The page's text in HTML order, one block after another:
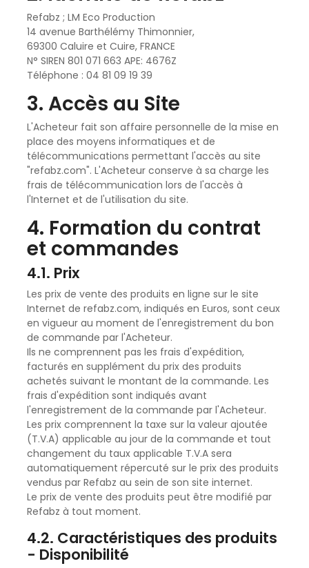
Refabz ; LM Eco Production
14 avenue Barthélémy Thimonnier,
69300 Caluire et Cuire, FRANCE
N° SIREN 801 071 663 APE: 4676Z
Téléphone : 04 81 09 19 39
3. Accès au Site
L'Acheteur fait son affaire personnelle de la mise en
place des moyens informatiques et de
télécommunications permettant l'accès au site
"refabz.com". L'Acheteur conserve à sa charge les
frais de télécommunication lors de l'accès à
l'Internet et de l'utilisation du site.
4. Formation du contrat
et commandes
4.1. Prix
Les prix de vente des produits en ligne sur le site
Internet de refabz.com, indiqués en Euros, sont ceux
en vigueur au moment de l'enregistrement du bon
de commande par l'Acheteur.
Ils ne comprennent pas les frais d'expédition,
facturés en supplément du prix des produits
achetés suivant le montant de la commande. Les
frais d'expédition sont indiqués avant
l'enregistrement de la commande par l'Acheteur.
Les prix comprennent la taxe sur la valeur ajoutée
(T.V.A) applicable au jour de la commande et tout
changement du taux applicable T.V.A sera
automatiquement répercuté sur le prix des produits
vendus par Refabz au sein de son site internet.
Le prix de vente des produits peut être modifié par
Refabz à tout moment.
4.2. Caractéristiques des produits
- Disponibilité